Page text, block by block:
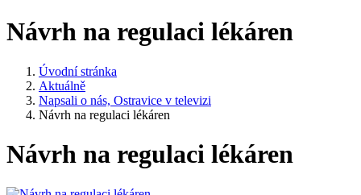
Návrh na regulaci lékáren
Úvodní stránka
Aktuálně
Napsali o nás, Ostravice v televizi
Návrh na regulaci lékáren
Návrh na regulaci lékáren